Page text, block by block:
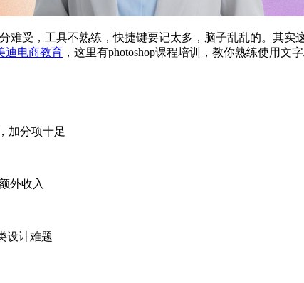
难受，工具不熟练，快捷键要记太多，脑子乱乱的。其
迪电商教育 ，这里有photoshop课程培训，教你熟练使用文
加分项十足
外收入
设计难题